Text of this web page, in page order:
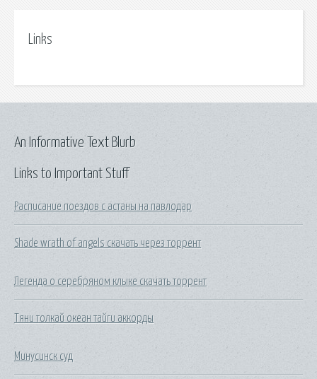
Links
Links to Important Stuff
Расписание поездов с астаны на павлодар
Shade wrath of angels скачать через торрент
Легенда о серебряном клыке скачать торрент
Тяни толкай океан тайги аккорды
Минусинск суд
An Informative Text Blurb